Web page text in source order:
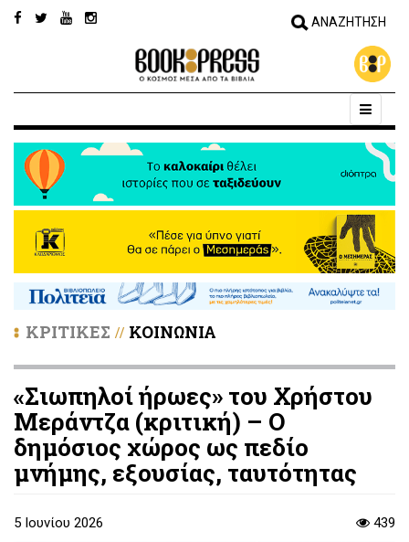
ΚΡΙΤΙΚΕΣ // ΚΟΙΝΩΝΙΑ
«Σιωπηλοί ήρωες» του Χρήστου
Μεράντζα (κριτική) – Ο
δημόσιος χώρος ως πεδίο
μνήμης, εξουσίας, ταυτότητας
5 Ιουνίου 2026 439